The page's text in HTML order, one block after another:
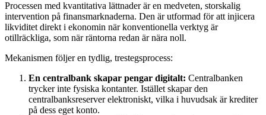
Processen med kvantitativa lättnader är en medveten, storskalig
intervention på finansmarknaderna. Den är utformad för att injicera
likviditet direkt i ekonomin när konventionella verktyg är
otillräckliga, som när räntorna redan är nära noll.
Mekanismen följer en tydlig, trestegsprocess:
En centralbank skapar pengar digitalt: Centralbanken
trycker inte fysiska kontanter. Istället skapar den
centralbanksreserver elektroniskt, vilka i huvudsak är krediter
på dess eget konto.